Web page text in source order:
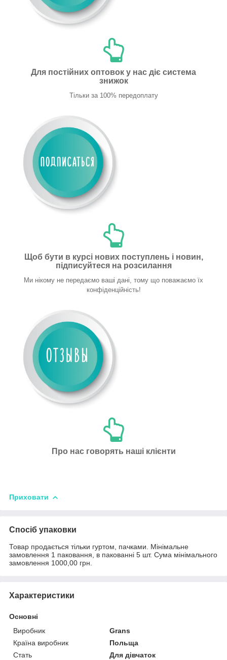
Для постійних оптовок у нас діє система
знижок
Тільки за 100% передоплату
Щоб бути в курсі нових поступлень і новин,
підписуйтеся на розсилання
Ми нікому не передаємо ваші дані, тому що поважаємо їх
конфіденційність!
Про нас говорять наші клієнти
Приховати
Спосіб упаковки
Товар продається тільки гуртом, пачками. Мінімальне
замовлення 1 паковання, в пакованні 5 шт. Сума мінімального
замовлення 1000,00 грн.
Характеристики
Основні
Виробник
Grans
Країна виробник
Польща
Стать
Для дівчаток